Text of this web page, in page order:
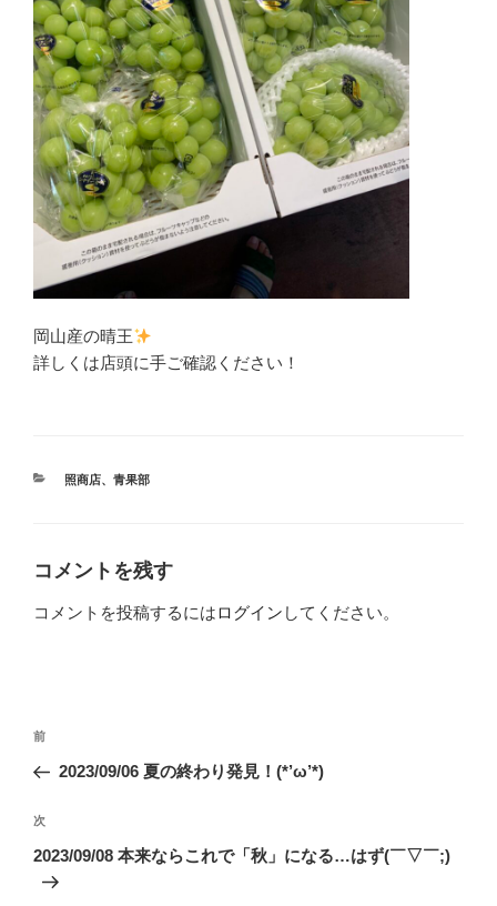
岡山産の晴王
詳しくは店頭に手ご確認ください！
カ
照商店、 青果部
コメントを残す
コメントを投稿するにはログイン してください。
投
ナ
ビ
ゲ
ー
前
の
稿
前
2023/09/06 夏の終わり発見！(*’ω’*)
次
の
次
2023/09/08 本来ならこれで「秋」になる…はず(￣▽￣;)